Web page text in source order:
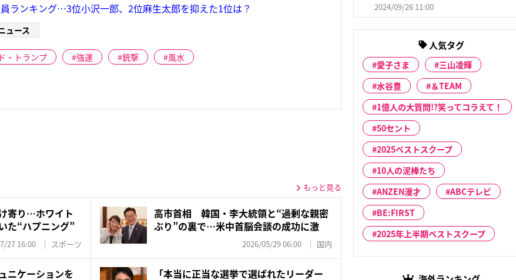
ランキング…3位小沢一郎、2位麻生太郎を抑えた1位は？
ュース
・トランプ 強運 銃撃 風水
もっと見る
寄り…ホワイト
た“ハプニング”
27 16:00 スポーツ
高市首相 韓国・李大統領と“過剰な親密
ぶり”の裏で…米中首脳会談の成功に激
2026/05/29 06:00 国内
ニケーションを
「本当に正当な選挙で選ばれたリーダー
2024/09/26 11:00
人気タグ
愛子さま
三山凌輝
水谷豊
＆TEAM
1億人の大質問!?笑ってコラえて！
50セント
2025ベストスクープ
10人の泥棒たち
ANZEN漫才
ABCテレビ
BE:FIRST
2025年上半期ベストスクープ